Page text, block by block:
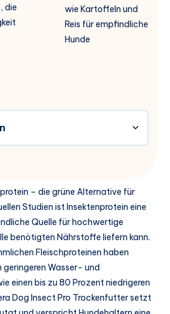
die
wie Kartoffeln und
Reis für empfindliche
Hunde
– die grüne Alternative für
Studien ist Insektenprotein eine
Quelle für hochwertige
benötigten Nährstoffe liefern kann.
Fleischproteinen haben
geringeren Wasser- und
einen bis zu 80 Prozent niedrigeren
Dog Insect Pro Trockenfutter setzt